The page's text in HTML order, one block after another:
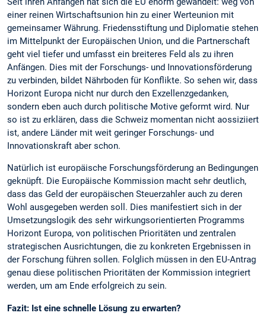
einer reinen Wirtschaftsunion hin zu einer Werteunion mit
gemeinsamer Währung. Friedensstiftung und Diplomatie stehen
im Mittelpunkt der Europäischen Union, und die Partnerschaft
geht viel tiefer und umfasst ein breiteres Feld als zu ihren
Anfängen. Dies mit der Forschungs- und Innovationsförderung
zu verbinden, bildet Nährboden für Konflikte. So sehen wir, dass
Horizont Europa nicht nur durch den Exzellenzgedanken,
sondern eben auch durch politische Motive geformt wird. Nur
so ist zu erklären, dass die Schweiz momentan nicht aossiziiert
ist, andere Länder mit weit geringer Forschungs- und
Innovationskraft aber schon.
Natürlich ist europäische Forschungsförderung an Bedingungen
geknüpft. Die Europäische Kommission macht sehr deutlich,
dass das Geld der europäischen Steuerzahler auch zu deren
Wohl ausgegeben werden soll. Dies manifestiert sich in der
Umsetzungslogik des sehr wirkungsorientierten Programms
Horizont Europa, von politischen Prioritäten und zentralen
strategischen Ausrichtungen, die zu konkreten Ergebnissen in
der Forschung führen sollen. Folglich müssen in den EU-Antrag
genau diese politischen Prioritäten der Kommission integriert
werden, um am Ende erfolgreich zu sein.
Fazit: Ist eine schnelle Lösung zu erwarten?